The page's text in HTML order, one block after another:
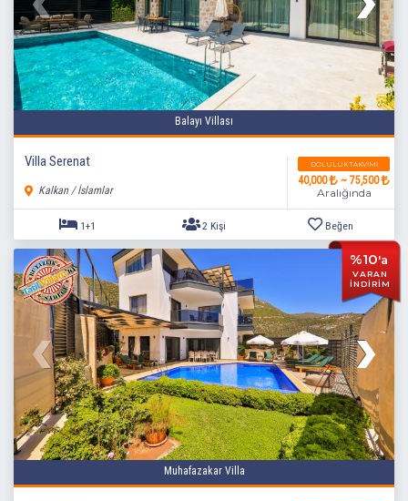
4+1
Balayı Villası
Villa Serenat
Kalkan / İslamlar
DOLULUK TAKVIMI
40,000 ~ 75,500
Aralığında
%10'a
VARAN
İNDİRİM
Muhafazakar Villa